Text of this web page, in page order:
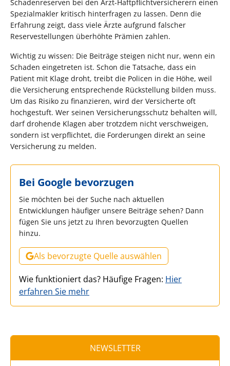
Schadenreserven bei den Arzt-Haftpflichtversicherern einen
Spezialmakler kritisch hinterfragen zu lassen. Denn die
Erfahrung zeigt, dass viele Ärzte aufgrund falscher
Reservestellungen überhöhte Prämien zahlen.
Wichtig zu wissen: Die Beiträge steigen nicht nur, wenn ein
Schaden eingetreten ist. Schon die Tatsache, dass ein
Patient mit Klage droht, treibt die Policen in die Höhe, weil
die Versicherung entsprechende Rückstellung bilden muss.
Um das Risiko zu finanzieren, wird der Versicherte oft
hochgestuft. Wer seinen Versicherungsschutz behalten will,
darf drohende Klagen aber trotzdem nicht verschweigen,
sondern ist verpflichtet, die Forderungen direkt an seine
Versicherung zu melden.
Bei Google bevorzugen
Sie möchten bei der Suche nach aktuellen
Entwicklungen häufiger unsere Beiträge sehen? Dann
fügen Sie uns jetzt zu Ihren bevorzugten Quellen
hinzu.
Als bevorzugte Quelle auswählen
Wie funktioniert das? Häufige Fragen: Hier
erfahren Sie mehr
NEWSLETTER